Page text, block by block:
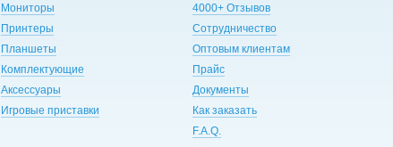
Мониторы
Принтеры
Планшеты
Комплектующие
Аксессуары
Игровые приставки
4000+ Отзывов
Сотрудничество
Оптовым клиентам
Прайс
Документы
Как заказать
F.A.Q.